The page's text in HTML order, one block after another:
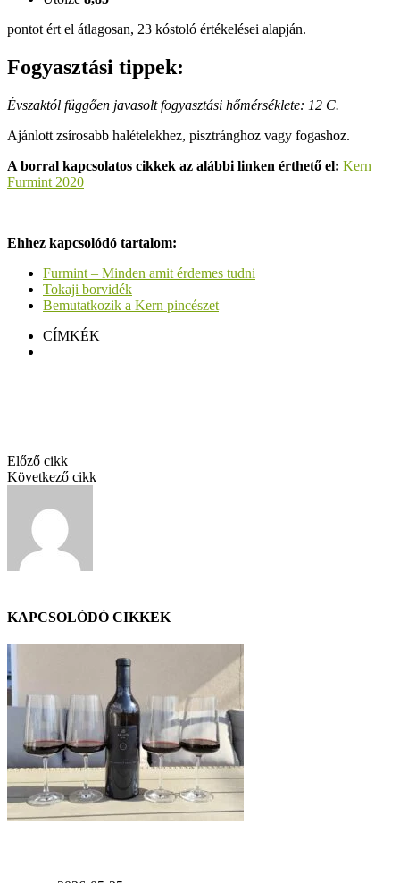
pontot ért el átlagosan, 23 kóstoló értékelései alapján.
Fogyasztási tippek:
Évszaktól függően javasolt fogyasztási hőmérséklete: 12 C.
Ajánlott zsírosabb halételekhez, pisztránghoz vagy fogashoz.
A borral kapcsolatos cikkek az alábbi linken érthető el: Kern
Furmint 2020
Ehhez kapcsolódó tartalom:
Furmint – Minden amit érdemes tudni
Tokaji borvidék
Bemutatkozik a Kern pincészet
CÍMKÉK
Előző cikk
Következő cikk
KAPCSOLÓDÓ CIKKEK